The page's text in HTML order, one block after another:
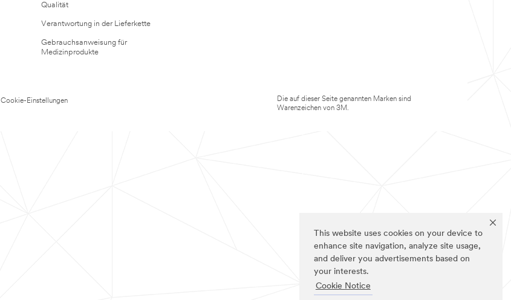
This website uses cookies on your device to
enhance site navigation, analyze site usage,
and deliver you advertisements based on
your interests.
Cookie Notice
Qualität
Verantwortung in der Lieferkette
Gebrauchsanweisung für
Medizinprodukte
Cookie-Einstellungen
Die auf dieser Seite genannten Marken sind
Warenzeichen von 3M.